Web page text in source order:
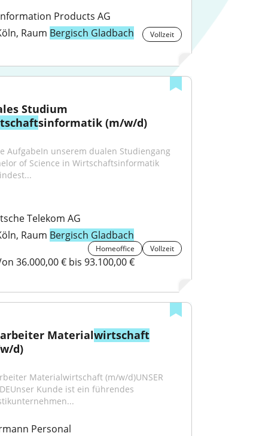
Products AG
Raum Bergisch Gladbach Vollzeit
sinformatik (m/w/d)
AufgabeIn unserem dualen Studiengang
of Science in Wirtschaftsinformatik
Telekom AG
Raum Bergisch Gladbach
Homeoffice Vollzeit
36.000,00 € bis 93.100,00 €
Materialwirtschaft
d)
Materialwirtschaft (m/w/d)UNSER
Kunde ist ein führendes
Personal